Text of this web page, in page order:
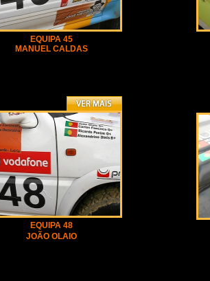
EQUIPA 45
MANUEL CALDAS
EQUIPA 48
JOÃO OLAIO